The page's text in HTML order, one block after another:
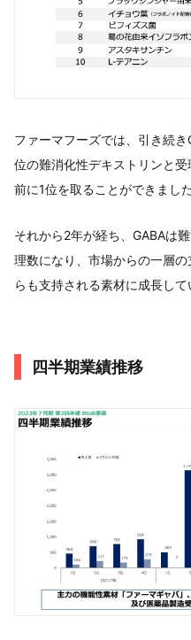
ファーマフーズでは、引き続
位の難消化性デキストリンと
前に1位を取ることができました
それから2年が経ち、GABAは
理数になり、市場からの一層
らも支持される素材に成長して
四半期業績推移